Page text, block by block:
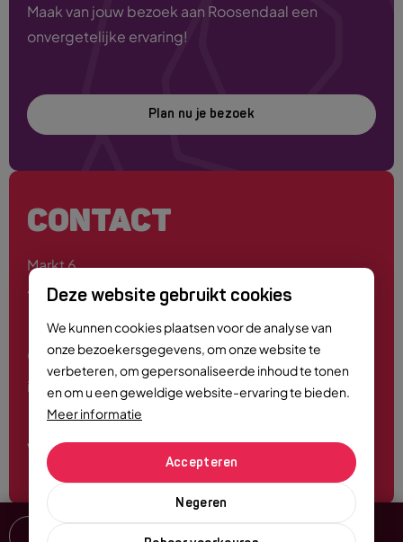
Deze website gebruikt cookies
We kunnen cookies plaatsen voor de analyse van
onze bezoekersgegevens, om onze website te
verbeteren, om gepersonaliseerde inhoud te tonen
en om u een geweldige website-ervaring te bieden.
Meer informatie
Negeren
Accepteren
Maak van jouw bezoek aan Roosendaal een
onvergetelijke ervaring!
Plan nu je bezoek
CONTACT
Markt 6
4701 PE Roosendaal
0165 - 55 44 00
info@roosendaalcitymarketing.nl
Volg ons